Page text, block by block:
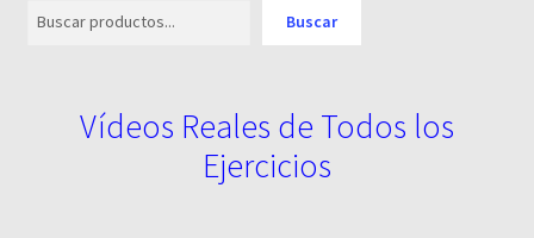
Buscar
Vídeos Reales de Todos los
Ejercicios